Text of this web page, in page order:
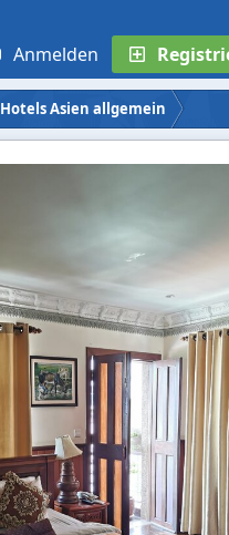
Anmelden
Hotels Asien allgemein